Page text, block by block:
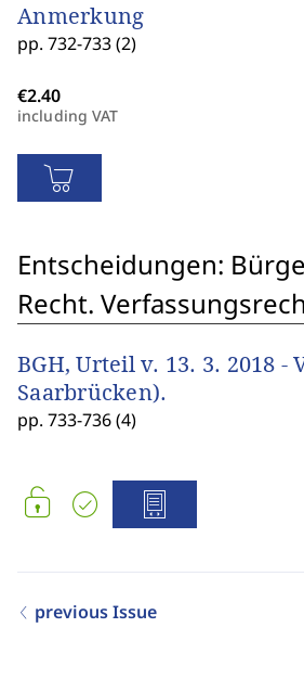
Anmerkung
pp. 732-733 (2)
including VAT
Entscheidungen:
Recht.
BGH, Urteil v. 13. 3. 2018 -
Saarbrücken).
pp. 733-736 (4)
previous Issue